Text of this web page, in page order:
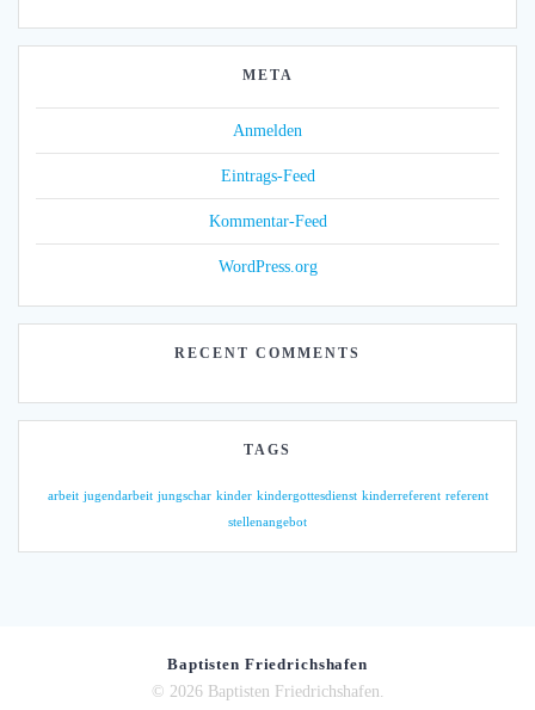
META
Anmelden
Eintrags-Feed
Kommentar-Feed
WordPress.org
RECENT COMMENTS
TAGS
arbeit jugendarbeit jungschar kinder kindergottesdienst kinderreferent referent
stellenangebot
Baptisten Friedrichshafen
© 2026 Baptisten Friedrichshafen.